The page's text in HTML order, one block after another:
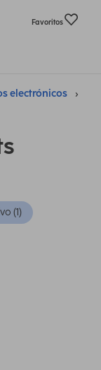
Favoritos
electrónicos
(1)